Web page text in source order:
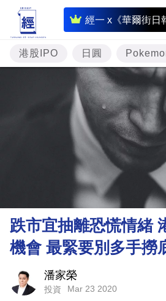
經一 x《華爾街日
即
時
財
經
專
題
投
樓
市
理
財
商
科
港股IPO 日圓
跌市宜抽離恐慌情緒
機會 最緊要別多手撈
潘家榮
投資 Mar 23 2020